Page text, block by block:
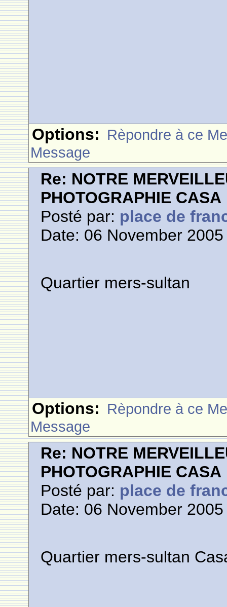
Options: Rèpondre à ce
Message
Re: NOTRE
PHOTOGRAPHIE CASA
Posté par: place de
Date: 06 November
Quartier mers-sultan
Options: Rèpondre à ce
Message
Re: NOTRE
PHOTOGRAPHIE CASA
Posté par: place de
Date: 06 November
Quartier mers-sultan